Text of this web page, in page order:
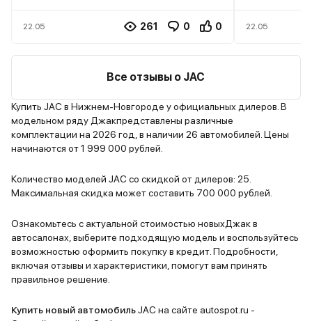
есть некоторые compromises в
за свою цену это вполне
оправданный автомобиль. Если
хорошим соотношением цены и
качества, то JAC T8 Pro стоит
рассмотреть. Полный привод
подключаемый, есть понижающая
передача. Обожаю этот
автомобиль.
22.05 261 0 0
возил в
друга).
добротно,
боковой
есть все
заднего
22.05
Все отзывы о JAC
Купить JAC в Нижнем-Новгороде у официальных дилеров. В
модельном ряду Джакпредставлены различные
комплектации на 2026 год, в наличии 26 автомобилей. Цены
начинаются от 1 999 000 рублей.
Количество моделей JAC со скидкой от дилеров: 25.
Максимальная скидка может составить 700 000 рублей.
Ознакомьтесь с актуальной стоимостью новыхДжак в
автосалонах, выберите подходящую модель и воспользуйтесь
возможностью оформить покупку в кредит. Подробности,
включая отзывы и характеристики, помогут вам принять
правильное решение.
Купить новый автомобильJAC на сайте autospot.ru -